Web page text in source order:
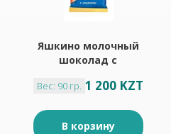
Яшкино молочный
шоколад с
Вес: 90 гр. 1 200 KZT
В корзину